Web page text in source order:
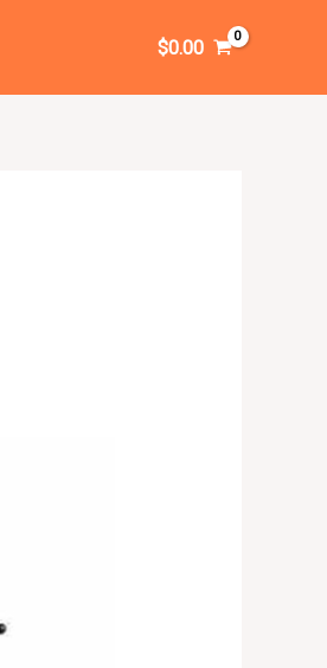
$0.00